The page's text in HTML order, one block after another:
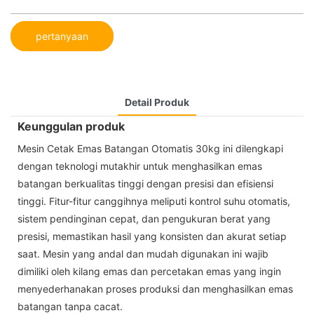
pertanyaan
Detail Produk
Keunggulan produk
Mesin Cetak Emas Batangan Otomatis 30kg ini dilengkapi
dengan teknologi mutakhir untuk menghasilkan emas
batangan berkualitas tinggi dengan presisi dan efisiensi
tinggi. Fitur-fitur canggihnya meliputi kontrol suhu otomatis,
sistem pendinginan cepat, dan pengukuran berat yang
presisi, memastikan hasil yang konsisten dan akurat setiap
saat. Mesin yang andal dan mudah digunakan ini wajib
dimiliki oleh kilang emas dan percetakan emas yang ingin
menyederhanakan proses produksi dan menghasilkan emas
batangan tanpa cacat.